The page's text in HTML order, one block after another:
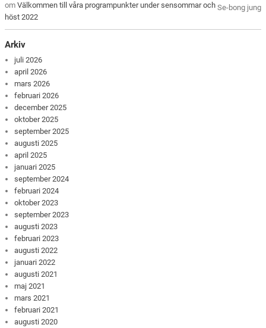
Se-bong jung
omVälkommen till våra programpunkter under sensommar och
höst 2022
Arkiv
juli 2026
april 2026
mars 2026
februari 2026
december 2025
oktober 2025
september 2025
augusti 2025
april 2025
januari 2025
september 2024
februari 2024
oktober 2023
september 2023
augusti 2023
februari 2023
augusti 2022
januari 2022
augusti 2021
maj 2021
mars 2021
februari 2021
augusti 2020